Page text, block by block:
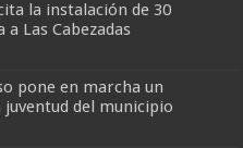
la instalación de 30
Las Cabezadas
pone en marcha un
del municipio